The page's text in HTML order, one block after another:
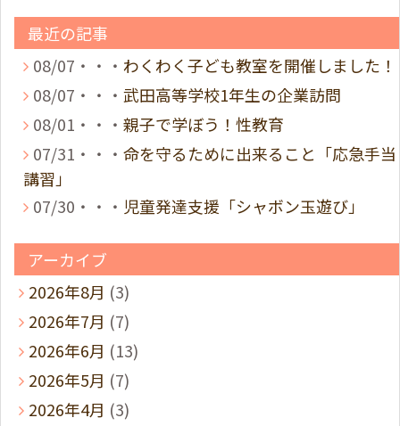
最近の記事
08/07・・・ わくわく子ども教室を開催しました！
08/07・・・ 武田高等学校1年生の企業訪問
08/01・・・ 親子で学ぼう！性教育
07/31・・・ 命を守るために出来ること「応急手当
講習」
07/30・・・ 児童発達支援「シャボン玉遊び」
アーカイブ
2026年8月 (3)
2026年7月 (7)
2026年6月 (13)
2026年5月 (7)
2026年4月 (3)